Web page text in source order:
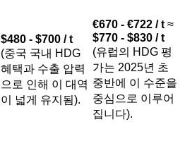
$480 - $700 / t
(중국 국내 HDG
혜택과 수출 압력
으로 인해 이 대역
이 넓게 유지됨).
€670 - €722 / t ≈
$770 - $830 / t
(유럽의 HDG 평
가는 2025년 초
중반에 이 수준을
중심으로 이루어
집니다).